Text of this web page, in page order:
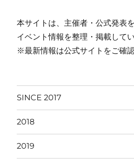
本サイトは、主催者・公式発表
イベント情報を整理・掲載してい
※最新情報は公式サイトをご確認
SINCE 2017
2018
2019